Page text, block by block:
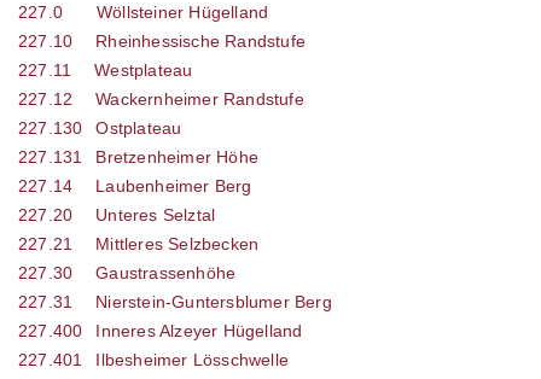
227.0
Wöllsteiner Hügelland
227.10
Rheinhessische Randstufe
227.11
Westplateau
227.12
Wackernheimer Randstufe
227.130
Ostplateau
227.131
Bretzenheimer Höhe
227.14
Laubenheimer Berg
227.20
Unteres Selztal
227.21
Mittleres Selzbecken
227.30
Gaustrassenhöhe
227.31
Nierstein-Guntersblumer Berg
227.400
Inneres Alzeyer Hügelland
227.401
Ilbesheimer Lösschwelle